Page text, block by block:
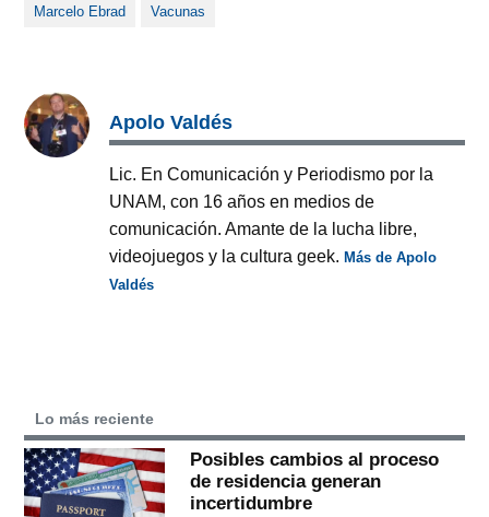
Marcelo Ebrad Vacunas
Apolo Valdés
Lic. En Comunicación y Periodismo por la
UNAM, con 16 años en medios de
comunicación. Amante de la lucha libre,
videojuegos y la cultura geek.Más de Apolo
Valdés
Lo más reciente
Posibles cambios al proceso
de residencia generan
incertidumbre